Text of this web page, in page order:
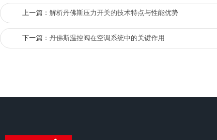
上一篇： 解析丹佛斯压力开关的技术特点与性能优势
下一篇： 丹佛斯温控阀在空调系统中的关键作用